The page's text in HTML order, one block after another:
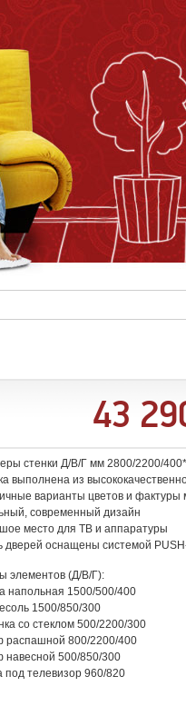
43
стенки Д/В/Г мм 2800/2200/
выполнена из
варианты цветов и фактуры
современный дизайн
место для ТВ и аппаратуры
дверей оснащены системой
элементов (Д/В/Г):
напольная 1500/500/400
1500/850/300
со стеклом 500/2200/300
распашной 800/2200/400
навесной 500/850/300
под телевизор 960/820